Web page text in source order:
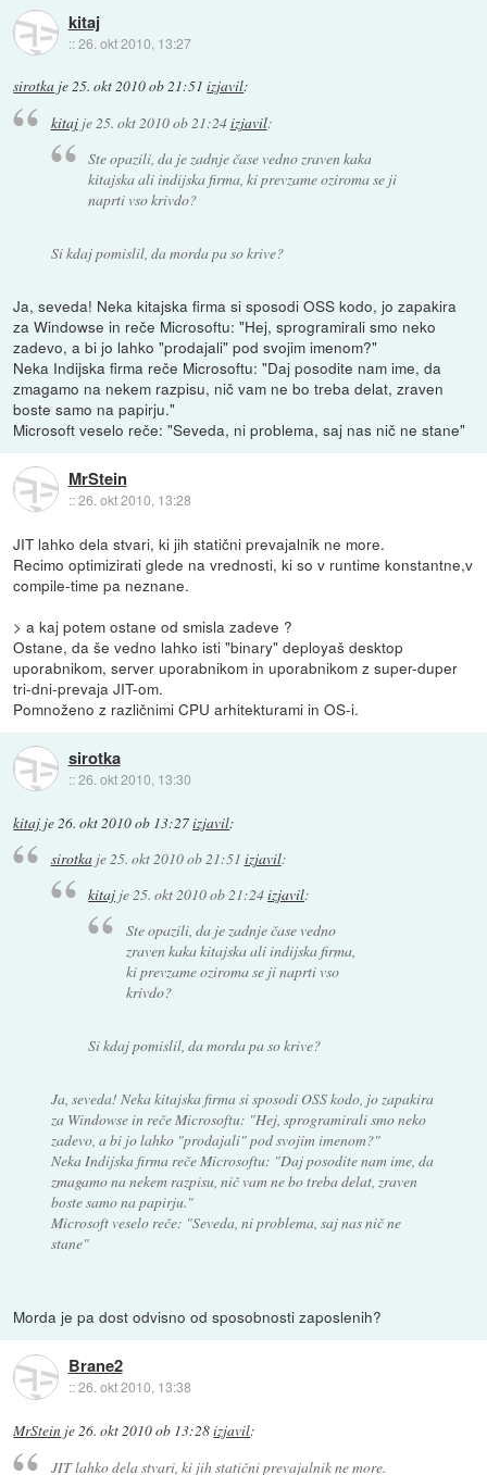
kitaj
::26. okt 2010, 13:27
sirotka je25. okt 2010 ob 21:51 izjavil:
kitajje25. okt 2010 ob 21:24izjavil:
Ste opazili, da je zadnje čase vedno zraven kaka
kitajska ali indijska firma, ki prevzame oziroma se ji
naprti vso krivdo?
Si kdaj pomislil, da morda pa so krive?
Ja, seveda! Neka kitajska firma si sposodi OSS kodo, jo zapakira
za Windowse in reče Microsoftu: "Hej, sprogramirali smo neko
zadevo, a bi jo lahko "prodajali" pod svojim imenom?"
Neka Indijska firma reče Microsoftu: "Daj posodite nam ime, da
zmagamo na nekem razpisu, nič vam ne bo treba delat, zraven
boste samo na papirju."
Microsoft veselo reče: "Seveda, ni problema, saj nas nič ne stane"
MrStein
::26. okt 2010, 13:28
JIT lahko dela stvari, ki jih statični prevajalnik ne more.
Recimo optimizirati glede na vrednosti, ki so v runtime konstantne,v
compile-time pa neznane.
> a kaj potem ostane od smisla zadeve ?
Ostane, da še vedno lahko isti "binary" deployaš desktop
uporabnikom, server uporabnikom in uporabnikom z super-duper
tri-dni-prevaja JIT-om.
Pomnoženo z različnimi CPU arhitekturami in OS-i.
sirotka
::26. okt 2010, 13:30
kitaj je26. okt 2010 ob 13:27izjavil:
sirotkaje25. okt 2010 ob 21:51 izjavil:
kitaj je25. okt 2010 ob 21:24izjavil:
Ste opazili, da je zadnje čase vedno
zraven kaka kitajska ali indijska firma,
ki prevzame oziroma se ji naprti vso
krivdo?
Si kdaj pomislil, da morda pa so krive?
Ja, seveda! Neka kitajska firma si sposodi OSS kodo, jo zapakira
za Windowse in reče Microsoftu: "Hej, sprogramirali smo neko
zadevo, a bi jo lahko "prodajali" pod svojim imenom?"
Neka Indijska firma reče Microsoftu: "Daj posodite nam ime, da
zmagamo na nekem razpisu, nič vam ne bo treba delat, zraven
boste samo na papirju."
Microsoft veselo reče: "Seveda, ni problema, saj nas nič ne
stane"
Morda je pa dost odvisno od sposobnosti zaposlenih?
Brane2
::26. okt 2010, 13:38
MrStein je26. okt 2010 ob 13:28izjavil:
JIT lahko dela stvari, ki jih statični prevajalnik ne more.